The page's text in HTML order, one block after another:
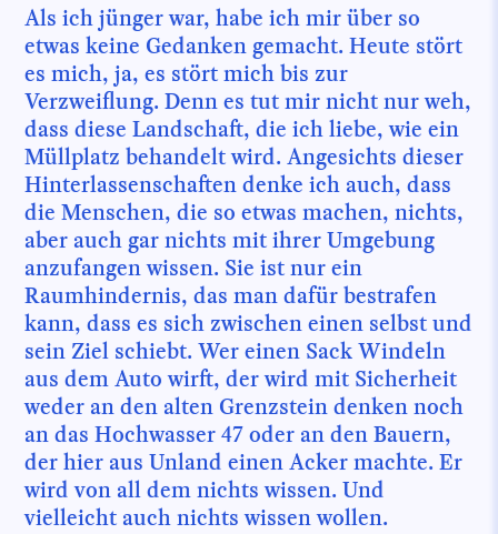
Als ich jünger war, habe ich mir über so
etwas keine Gedanken gemacht. Heute stört
es mich, ja, es stört mich bis zur
Verzweiflung. Denn es tut mir nicht nur weh,
dass diese Landschaft, die ich liebe, wie ein
Müllplatz behandelt wird. Angesichts dieser
Hinterlassenschaften denke ich auch, dass
die Menschen, die so etwas machen, nichts,
aber auch gar nichts mit ihrer Umgebung
anzufangen wissen. Sie ist nur ein
Raumhindernis, das man dafür bestrafen
kann, dass es sich zwischen einen selbst und
sein Ziel schiebt. Wer einen Sack Windeln
aus dem Auto wirft, der wird mit Sicherheit
weder an den alten Grenzstein denken noch
an das Hochwasser 47 oder an den Bauern,
der hier aus Unland einen Acker machte. Er
wird von all dem nichts wissen. Und
vielleicht auch nichts wissen wollen.